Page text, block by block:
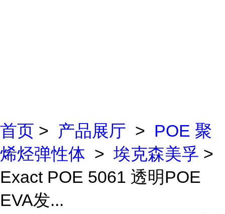
首页 > 产品展厅 > POE 聚
烯烃弹性体 > 埃克森美孚 >
Exact POE 5061 透明POE
EVA发...